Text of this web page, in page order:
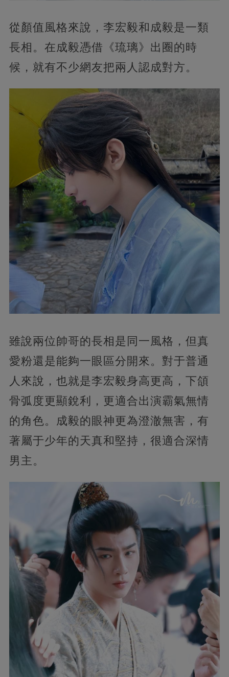
從顏值風格來說，李宏毅和成毅是一類
長相。在成毅憑借《琉璃》出圈的時
候，就有不少網友把兩人認成對方。
雖說兩位帥哥的長相是同一風格，但真
愛粉還是能夠一眼區分開來。對于普通
人來說，也就是李宏毅身高更高，下頜
骨弧度更顯銳利，更適合出演霸氣無情
的角色。成毅的眼神更為澄澈無害，有
著屬于少年的天真和堅持，很適合深情
男主。